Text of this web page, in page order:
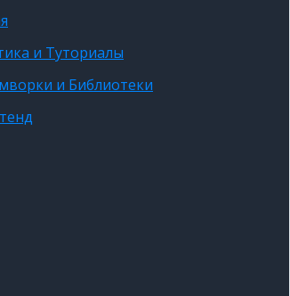
и Туториалы
и Библиотеки